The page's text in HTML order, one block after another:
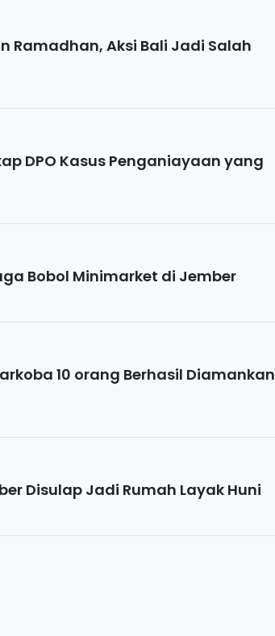
Ramadhan, Aksi Bali Jadi Salah
DPO Kasus Penganiayaan yang
Bobol Minimarket di Jember
10 orang Berhasil Diamankan
Disulap Jadi Rumah Layak Huni